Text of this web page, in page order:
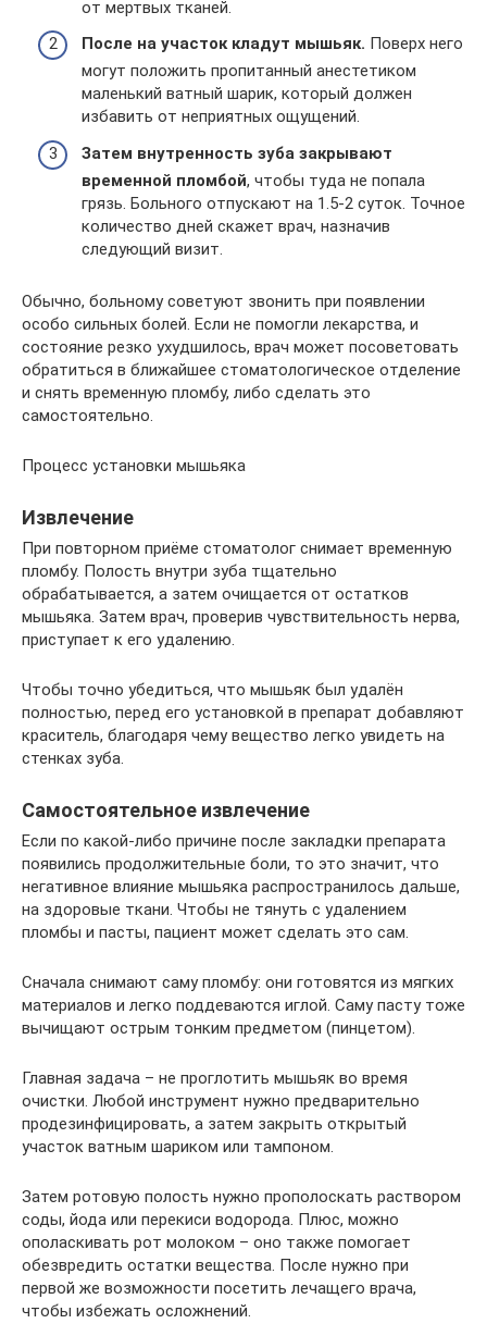
от мертвых тканей.
После на участок кладут мышьяк. Поверх него
могут положить пропитанный анестетиком
маленький ватный шарик, который должен
избавить от неприятных ощущений.
Затем внутренность зуба закрывают
временной пломбой, чтобы туда не попала
грязь. Больного отпускают на 1.5-2 суток. Точное
количество дней скажет врач, назначив
следующий визит.
Обычно, больному советуют звонить при появлении
особо сильных болей. Если не помогли лекарства, и
состояние резко ухудшилось, врач может посоветовать
обратиться в ближайшее стоматологическое отделение
и снять временную пломбу, либо сделать это
самостоятельно.
Процесс установки мышьяка
Извлечение
При повторном приёме стоматолог снимает временную
пломбу. Полость внутри зуба тщательно
обрабатывается, а затем очищается от остатков
мышьяка. Затем врач, проверив чувствительность нерва,
приступает к его удалению.
Чтобы точно убедиться, что мышьяк был удалён
полностью, перед его установкой в препарат добавляют
краситель, благодаря чему вещество легко увидеть на
стенках зуба.
Самостоятельное извлечение
Если по какой-либо причине после закладки препарата
появились продолжительные боли, то это значит, что
негативное влияние мышьяка распространилось дальше,
на здоровые ткани. Чтобы не тянуть с удалением
пломбы и пасты, пациент может сделать это сам.
Сначала снимают саму пломбу: они готовятся из мягких
материалов и легко поддеваются иглой. Саму пасту тоже
вычищают острым тонким предметом (пинцетом).
Главная задача – не проглотить мышьяк во время
очистки. Любой инструмент нужно предварительно
продезинфицировать, а затем закрыть открытый
участок ватным шариком или тампоном.
Затем ротовую полость нужно прополоскать раствором
соды, йода или перекиси водорода. Плюс, можно
ополаскивать рот молоком – оно также помогает
обезвредить остатки вещества. После нужно при
первой же возможности посетить лечащего врача,
чтобы избежать осложнений.